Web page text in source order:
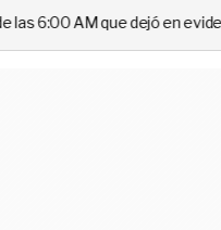
en evidencia al Delegado